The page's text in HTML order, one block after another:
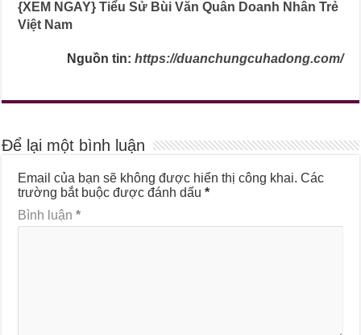
{XEM NGAY} Tiểu Sử Bùi Văn Quân Doanh Nhân Trẻ
Việt Nam
Nguồn tin: https://duanchungcuhadong.com/
Để lại một bình luận
Email của bạn sẽ không được hiển thị công khai. Các
trường bắt buộc được đánh dấu*
Bình luận*